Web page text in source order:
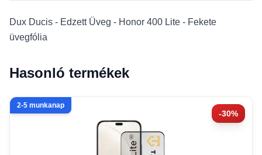
Dux Ducis - Edzett Üveg - Honor 400 Lite - Fekete
üvegfólia
Hasonló termékek
-30%
2-5 munkanap